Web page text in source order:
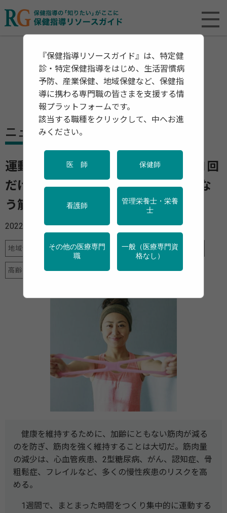
ニュース
運動はどれくらいやると良い？ 週1回
だけの運動ではダメ？ 加齢にともな
う筋肉の減少を防ぐために
2022年08月22日
地域保健 女性の健康 特定保健指導 産業保健
高齢者
健康を維持するために、加齢にともない筋肉が減る
のを防ぎ、筋肉を強く維持することは大切だ。筋肉量
の減少は、心血管疾患、2型糖尿病、がん、認知症、骨
粗鬆症、フレイルなど、多くの慢性疾患のリスクを高
める。
1週間で、まとまった時間をつくり集中的に運動する
『保健指導リソースガイド』は、特定健
診・特定保健指導をはじめ、生活習慣病
予防、産業保健、地域保健など、保健指
導に携わる専門職の皆さまを支援する情
報プラットフォームです。
該当する職種をクリックして、中へお進
みください。
医 師 保健師
看護師
管理栄養士・栄養
士
その他の医療専門
職
一般（医療専門資
格なし）